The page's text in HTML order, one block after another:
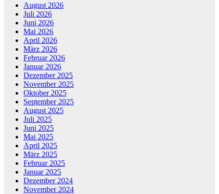
August 2026
Juli 2026
Juni 2026
Mai 2026
April 2026
März 2026
Februar 2026
Januar 2026
Dezember 2025
November 2025
Oktober 2025
September 2025
August 2025
Juli 2025
Juni 2025
Mai 2025
April 2025
März 2025
Februar 2025
Januar 2025
Dezember 2024
November 2024